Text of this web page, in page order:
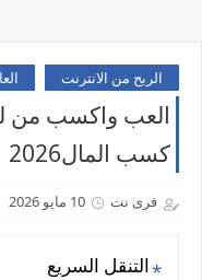
الربح من الانترنت
كسب المال2026
فرى نت 10 مايو 2026
التنقل السريع